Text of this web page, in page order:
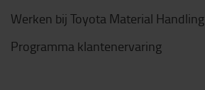
Werken bij Toyota Material Handling
Programma klantenervaring